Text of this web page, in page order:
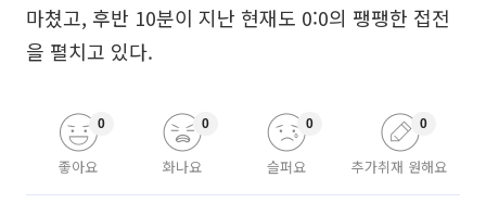
마쳤고, 후반 10분이 지난 현재도 0:0의 팽팽한 접전
을 펼치고 있다.
좋아요
0
화나요
0
슬퍼요
0
추가취재 원해요
0